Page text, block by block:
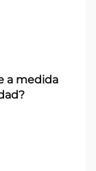
a medida